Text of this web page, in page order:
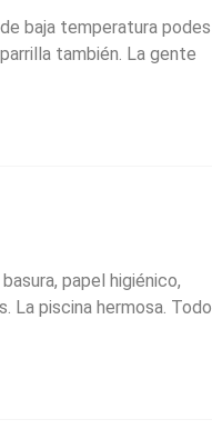
baja temperatura podes
también. La gente
papel higiénico,
La piscina hermosa. Todo